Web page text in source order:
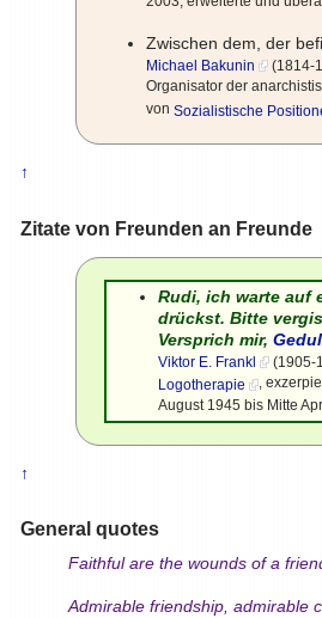
Zwischen dem, der
Michael Bakunin (1814-
Organisator der
vonSozialistische
↑
Zitate von Freunden an Freunde
Rudi, ich warte auf
drückst. Bitte
Versprich mir,
Viktor E. Frankl
(1905-
Logotherapie
,
August 1945 bis Mitte
↑
General quotes
Faithful are the wounds of a
Admirable friendship, admirable